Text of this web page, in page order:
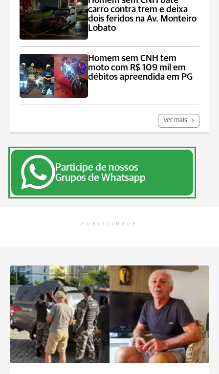
carro contra trem e deixa
dois feridos na Av. Monteiro
Lobato
Homem sem CNH tem
moto com R$ 109 mil em
débitos apreendida em PG
Ver mais
Participe de nossos
Grupos de Whatsapp
PUBLICIDADE